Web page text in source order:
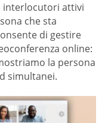
interlocutori attivi
che sta
di gestire
online:
la persona
simultanei.